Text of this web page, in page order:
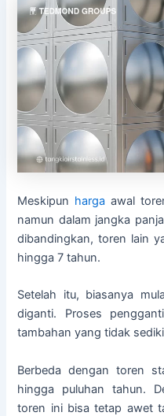
Meskipun harga awal
namun dalam jangka
dibandingkan, toren lain
hingga 7 tahun.
Setelah itu, biasanya
diganti. Proses
tambahan yang tidak
Berbeda dengan toren
hingga puluhan tahun.
toren ini bisa tetap awet